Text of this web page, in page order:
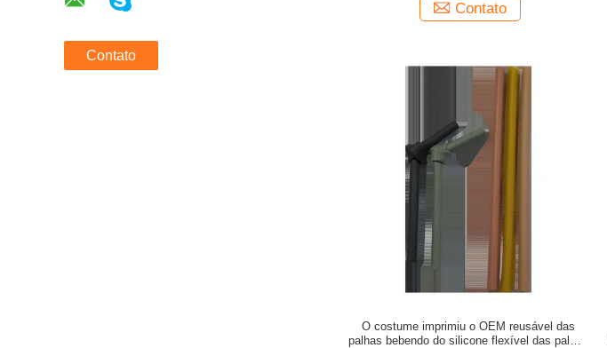
Contato
Contato
O costume imprimiu o OEM reusável das
palhas bebendo do silicone flexível das palhas